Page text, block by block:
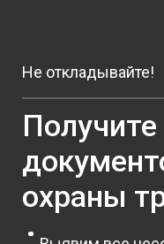
Не откладывайте!
охраны